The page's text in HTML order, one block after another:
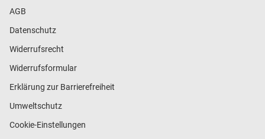
AGB
Datenschutz
Widerrufsrecht
Widerrufsformular
Erklärung zur Barrierefreiheit
Umweltschutz
Cookie-Einstellungen